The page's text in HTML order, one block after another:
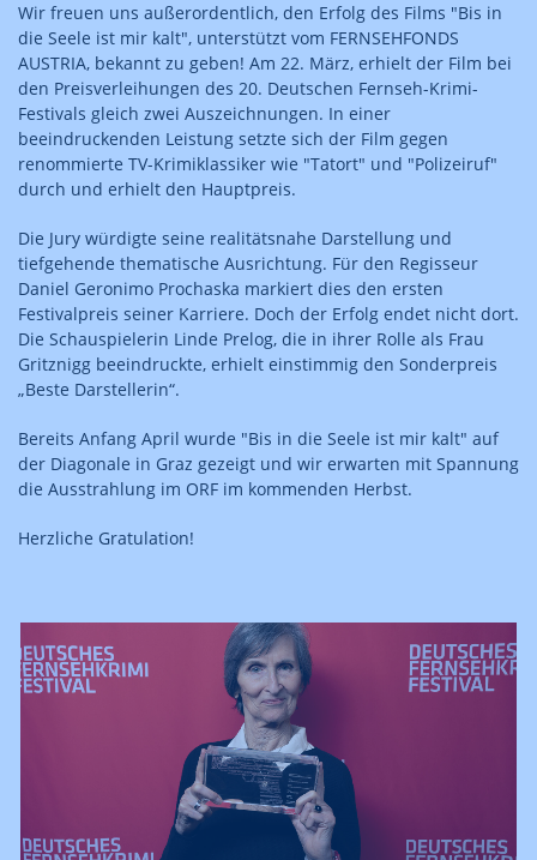
Wir freuen uns außerordentlich, den Erfolg des Films "Bis in
die Seele ist mir kalt", unterstützt vom FERNSEHFONDS
AUSTRIA, bekannt zu geben! Am 22. März, erhielt der Film bei
den Preisverleihungen des 20. Deutschen Fernseh-Krimi-
Festivals gleich zwei Auszeichnungen. In einer
beeindruckenden Leistung setzte sich der Film gegen
renommierte TV-Krimiklassiker wie "Tatort" und "Polizeiruf"
durch und erhielt den Hauptpreis.
Die Jury würdigte seine realitätsnahe Darstellung und
tiefgehende thematische Ausrichtung. Für den Regisseur
Daniel Geronimo Prochaska markiert dies den ersten
Festivalpreis seiner Karriere. Doch der Erfolg endet nicht dort.
Die Schauspielerin Linde Prelog, die in ihrer Rolle als Frau
Gritznigg beeindruckte, erhielt einstimmig den Sonderpreis
„Beste Darstellerin“.
Bereits Anfang April wurde "Bis in die Seele ist mir kalt" auf
der Diagonale in Graz gezeigt und wir erwarten mit Spannung
die Ausstrahlung im ORF im kommenden Herbst.
Herzliche Gratulation!